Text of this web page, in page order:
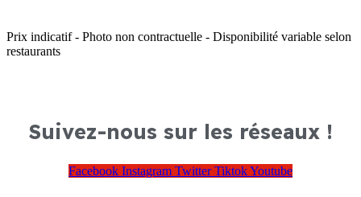
Prix indicatif - Photo non contractuelle - Disponibilité variable selon
restaurants
Suivez-nous sur les réseaux !
Facebook Instagram Twitter TiktokYoutube